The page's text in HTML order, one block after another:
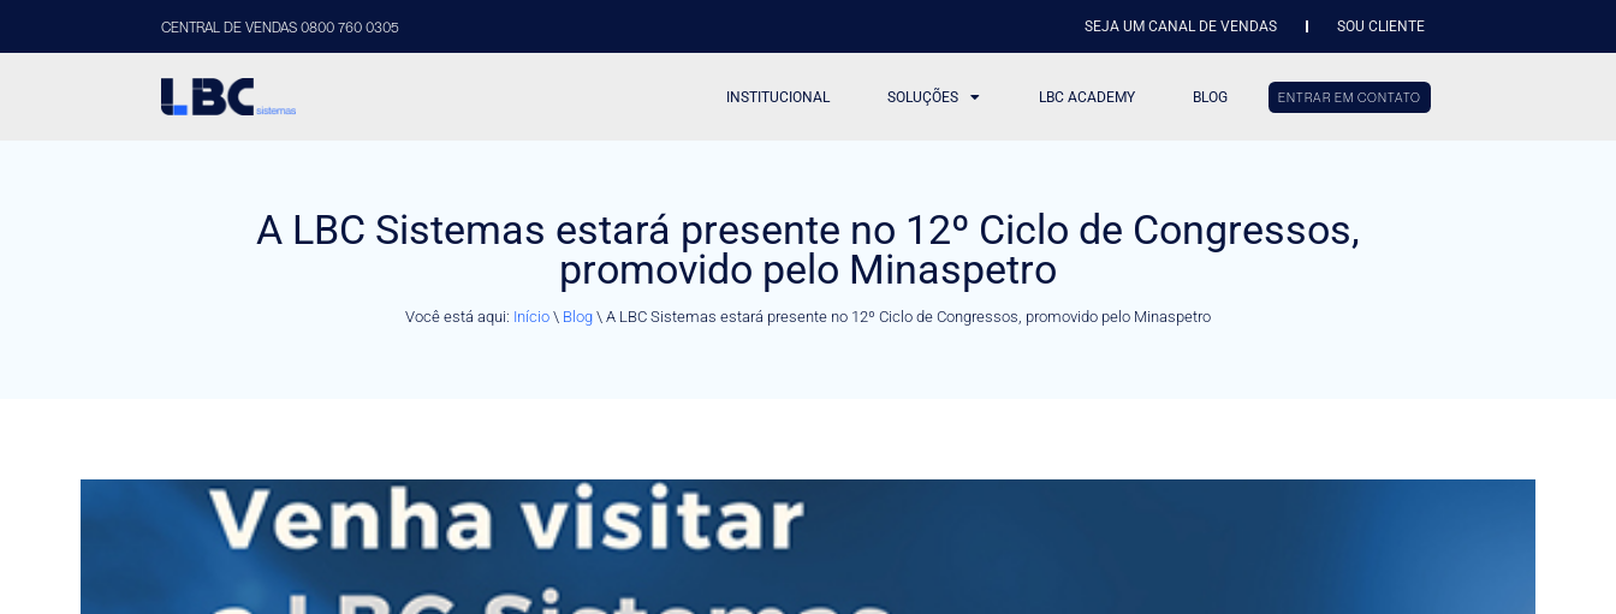
CENTRAL DE VENDAS 0800 760 0305 SEJA UM CANAL DE VENDAS SOU CLIENTE
INSTITUCIONAL SOLUÇÕES LBC ACADEMY BLOG ENTRAR EM CONTATO
A LBC Sistemas estará presente no 12º Ciclo de Congressos,
promovido pelo Minaspetro
Você está aqui: Início \ Blog \ A LBC Sistemas estará presente no 12º Ciclo de Congressos, promovido pelo Minaspetro